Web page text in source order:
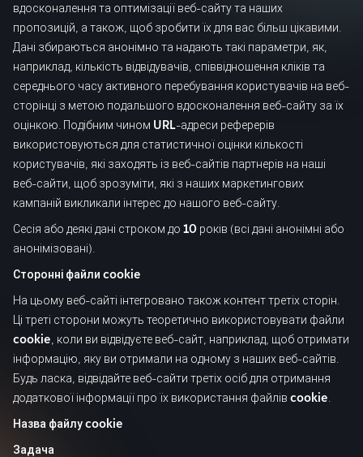
вдосконалення та оптимізації веб-сайту та наших
пропозицій, а також, щоб зробити їх для вас більш цікавими.
Дані збираються анонімно та надають такі параметри, як,
наприклад, кількість відвідувачів, співвідношення кліків та
середнього часу активного перебування користувачів на веб-
сторінці з метою подальшого вдосконалення веб-сайту за їх
оцінкою. Подібним чином URL-адреси реферерів
використовуються для статистичної оцінки кількості
користувачів, які заходять із веб-сайтів партнерів на наші
веб-сайти, щоб зрозуміти, які з наших маркетингових
кампаній викликали інтерес до нашого веб-сайту.
Сесія або деякі дані строком до 10 років (всі дані анонімні або
анонімізовані).
Сторонні файли cookie
На цьому веб-сайті інтегровано також контент третіх сторін.
Ці треті сторони можуть теоретично використовувати файли
cookie , коли ви відвідуєте веб-сайт, наприклад, щоб отримати
інформацію, яку ви отримали на одному з наших веб-сайтів.
Будь ласка, відвідайте веб-сайти третіх осіб для отримання
додаткової інформації про їх використання файлів cookie
Назва файлу cookie
Задача